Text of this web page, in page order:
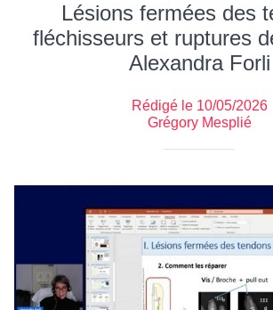
Lésions fermées des
fléchisseurs et ruptures
Alexandra Forli
Rédigé le 10/05/2026
Grégory Mesplié